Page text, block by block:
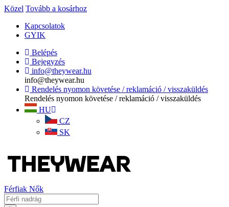
Közel Tovább a kosárhoz
Kapcsolatok
GYIK
Belépés
Bejegyzés
info@theywear.hu
info@theywear.hu
Rendelés nyomon követése / reklamáció / visszaküldés
Rendelés nyomon követése / reklamáció / visszaküldés
HU
CZ
SK
Férfiak Nők